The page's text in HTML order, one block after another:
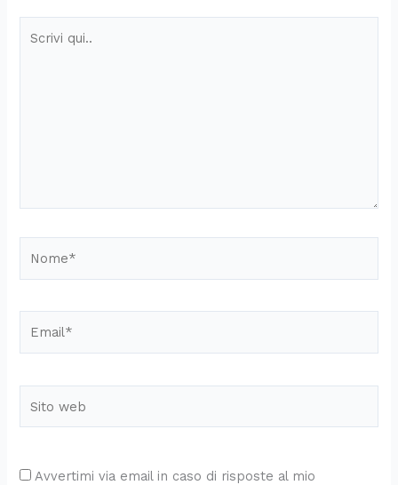
qui..
web
Avvertimi via email in caso di risposte al mio